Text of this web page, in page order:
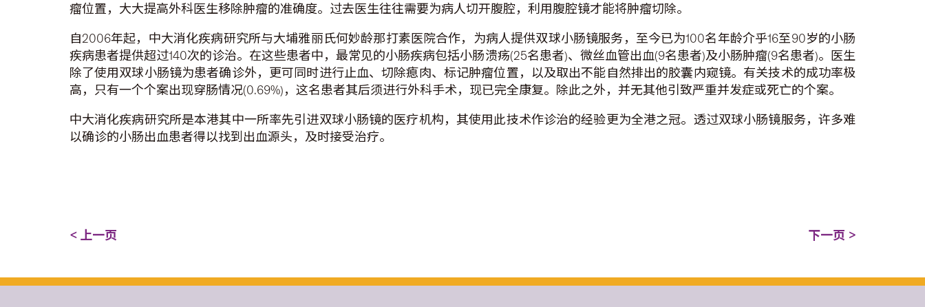
瘤位置，大大提高外科医生移除肿瘤的准确度。过去医生往往需要为病人切开腹腔，利用腹腔镜才能将肿瘤切除。
自2006年起，中大消化疾病研究所与大埔雅丽氏何妙龄那打素医院合作，为病人提供双球小肠镜服务，至今已为100名年龄介乎16至90岁的小肠
疾病患者提供超过140次的诊治。在这些患者中，最常见的小肠疾病包括小肠溃疡(25名患者)、微丝血管出血(9名患者)及小肠肿瘤(9名患者)。医生
除了使用双球小肠镜为患者确诊外，更可同时进行止血、切除瘜肉、标记肿瘤位置，以及取出不能自然排出的胶囊内窥镜。有关技术的成功率极
高，只有一个个案出现穿肠情况(0.69%)，这名患者其后须进行外科手术，现已完全康复。除此之外，并无其他引致严重并发症或死亡的个案。
中大消化疾病研究所是本港其中一所率先引进双球小肠镜的医疗机构，其使用此技术作诊治的经验更为全港之冠。透过双球小肠镜服务，许多难
以确诊的小肠出血患者得以找到出血源头，及时接受治疗。
< 上一页 下一页 >